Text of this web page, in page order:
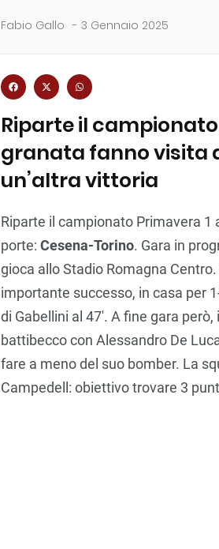
Fabio Gallo - 3 Gennaio 2025
Riparte il campionato
granata fanno visita
un’altra vittoria
Riparte il campionato Primavera 1
porte: Cesena-Torino. Gara in
gioca allo Stadio Romagna
importante successo, in casa per
di Gabellini al 47′. A fine gara
battibecco con Alessandro De
fare a meno del suo bomber. La
Campedell: obiettivo trovare 3